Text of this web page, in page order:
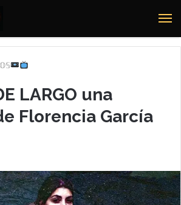
LARGO una
Florencia García